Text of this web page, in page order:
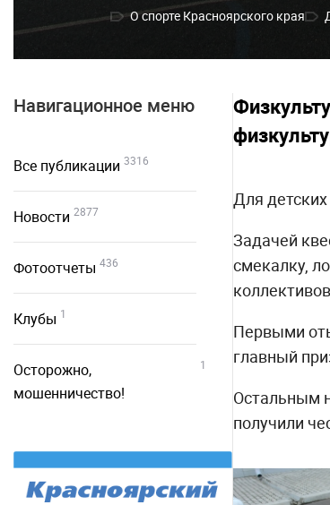
О спорте Красноярского края
Навигационное меню
Все публикации 3316
Новости 2877
Фотоотчеты 436
Клубы 1
Осторожно,
мошенничество!
1
Для
Задачей
смекалку,
Первыми
главный
Остальным
получили